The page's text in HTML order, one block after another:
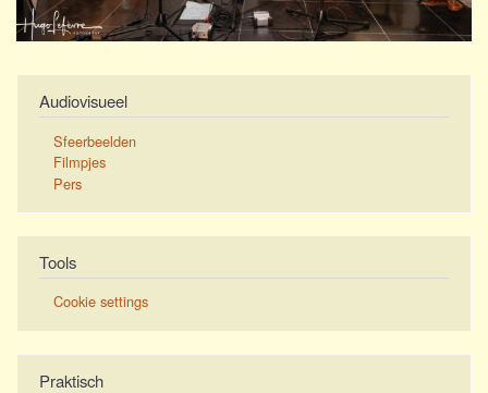
Audiovisueel
Sfeerbeelden
Filmpjes
Pers
Tools
Cookie settings
Praktisch